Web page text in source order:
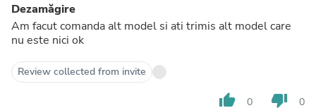
Dezamăgire
Am facut comanda alt model si ati trimis alt model care
nu este nici ok
Review collected from invite
thumb_up 0 thumb_down 0